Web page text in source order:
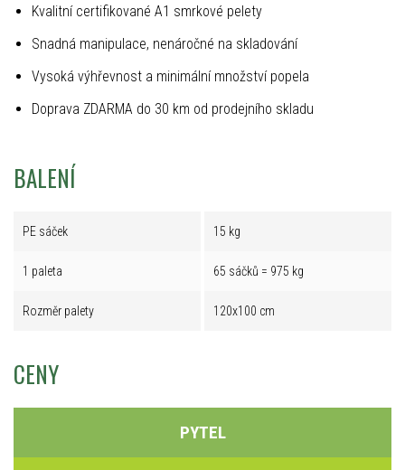
Kvalitní certifikované A1 smrkové pelety
Snadná manipulace, nenáročné na skladování
Vysoká výhřevnost a minimální množství popela
Doprava ZDARMA do 30 km od prodejního skladu
BALENÍ
PE sáček 15 kg
1 paleta 65 sáčků = 975 kg
Rozměr palety 120x100 cm
CENY
PYTEL